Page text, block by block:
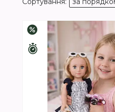
–3%
Залишилось 4 дні